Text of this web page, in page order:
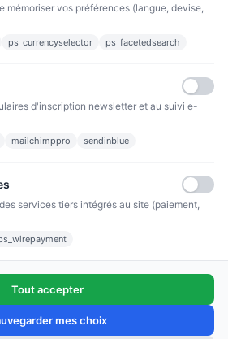
mémoriser vos préférences (langue, devise,
ps_currencyselector ps_facetedsearch
d'inscription newsletter et au suivi e-
mailchimppro sendinblue
services tiers intégrés au site (paiement,
Tout accepter
mes choix